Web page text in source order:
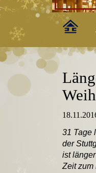
Home
31 Tage
der
ist
Zeit zum